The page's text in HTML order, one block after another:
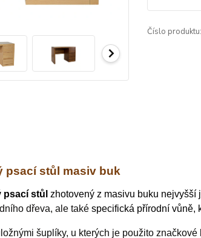
Číslo produktu:
psací stůl masiv buk
stůl zhotovený z masivu buku nejvyšší
dřeva, ale také specifická přírodní vůně,
šuplíky, u kterých je použito značkové